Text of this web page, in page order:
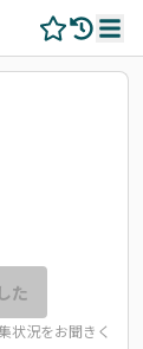
た
状況をお聞きく